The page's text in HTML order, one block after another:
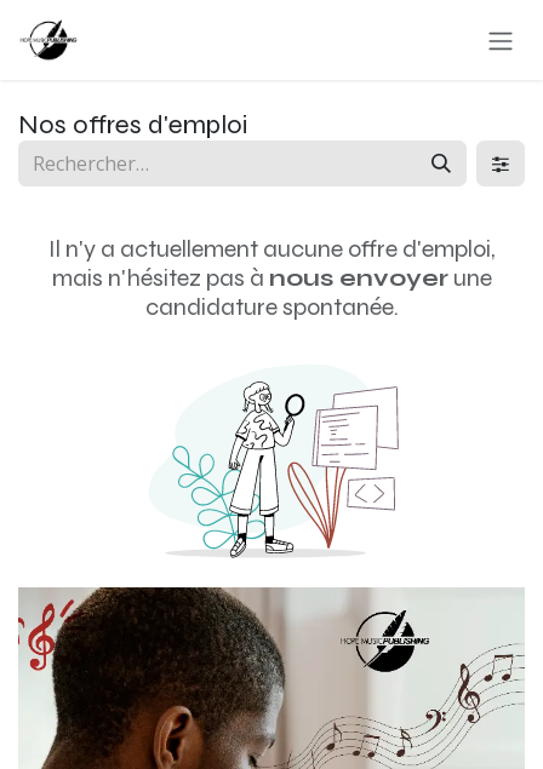
Se rendre au contenu
Nos offres d'emploi
Il n'y a actuellement aucune offre d'emploi,
mais n'hésitez pas à nous envoyerune
candidature spontanée.